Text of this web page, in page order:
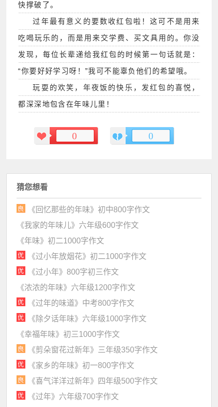
快撑破了。
过年最有意义的要数收红包啦！这可不是用来
吃喝玩乐的，而是用来交学费、买文具用的。你没
发现，每位长辈递给我红包的时候第一句话就是：
“你要好好学习呀！”我可不能辜负他们的希望哦。
玩耍的欢笑，年夜饭的快乐，发红包的喜悦，
都深深地包含在年味儿里！
0 0
猜您想看
《回忆那些的年味》初中800字作文
《我家的年味儿》六年级600字作文
《年味》初二1000字作文
《过小年放烟花》初二1000字作文
《过小年》800字初三作文
《浓浓的年味》六年级1200字作文
《过年的味道》中考800字作文
《除夕话年味》六年级1000字作文
《幸福年味》初三1000字作文
《剪朵窗花过新年》三年级350字作文
《家乡的年味》初一800字作文
《喜气洋洋过新年》四年级500字作文
《过年》六年级700字作文